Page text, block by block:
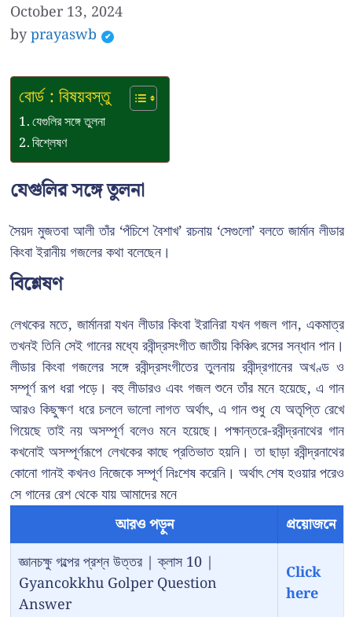
October 13, 2024
byprayaswb
বোর্ড : বিষয়বস্তু
যেগুলির সঙ্গে তুলনা
বিশ্লেষণ
যেগুলির সঙ্গে তুলনা
সৈয়দ মুজতবা আলী তাঁর ‘পঁচিশে বৈশাখ’ রচনায় ‘সেগুলো’ বলতে জার্মান লীডার
কিংবা ইরানীয় গজলের কথা বলেছেন।
বিশ্লেষণ
লেখকের মতে, জার্মানরা যখন লীডার কিংবা ইরানিরা যখন গজল গান, একমাত্র
তখনই তিনি সেই গানের মধ্যে রবীন্দ্রসংগীত জাতীয় কিঞ্চিৎ রসের সন্ধান পান।
লীডার কিংবা গজলের সঙ্গে রবীন্দ্রসংগীতের তুলনায় রবীন্দ্রগানের অখণ্ড ও
সম্পূর্ণ রূপ ধরা পড়ে। বহু লীডারও এবং গজল শুনে তাঁর মনে হয়েছে, এ গান
আরও কিছুক্ষণ ধরে চললে ভালো লাগত অর্থাৎ, এ গান শুধু যে অতৃপ্তি রেখে
গিয়েছে তাই নয় অসম্পূর্ণ বলেও মনে হয়েছে। পক্ষান্তরে-রবীন্দ্রনাথের গান
কখনোই অসম্পূর্ণরূপে লেখকের কাছে প্রতিভাত হয়নি। তা ছাড়া রবীন্দ্রনাথের
কোনো গানই কখনও নিজেকে সম্পূর্ণ নিঃশেষ করেনি। অর্থাৎ শেষ হওয়ার পরেও
সে গানের রেশ থেকে যায় আমাদের মনে
আরও পড়ুন
প্রয়োজনে
জ্ঞানচক্ষু গল্পের প্রশ্ন উত্তর | ক্লাস 10 |
Gyancokkhu Golper Question
Answer
Click
here